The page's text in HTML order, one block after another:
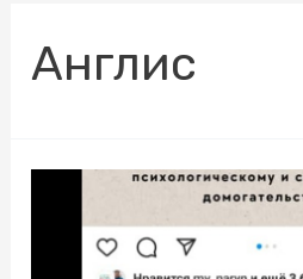
Англис